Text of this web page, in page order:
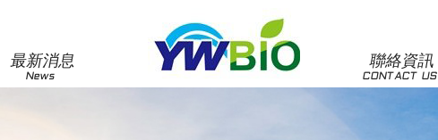
最新消息
News
聯絡資訊
CONTACT US